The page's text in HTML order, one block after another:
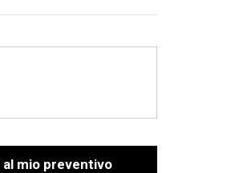
al mio preventivo